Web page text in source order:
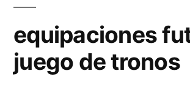
equipaciones
juego de tronos